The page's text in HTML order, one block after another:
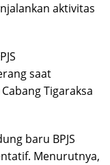
aktivitas
saat
Tigaraksa
baru BPJS
Menurutnya,